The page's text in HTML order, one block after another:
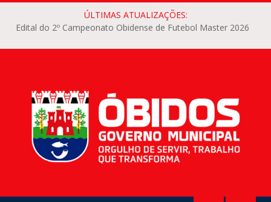
ÚLTIMAS ATUALIZAÇÕES:
Edital do 2º Campeonato Obidense de Futebol Master 2026